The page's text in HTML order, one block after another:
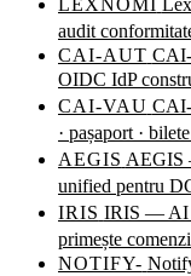
LEXNOMI
audit
CAI-AUT
OIDC IdP
CAI-VAU
· pașaport ·
AEGIS AEGIS
unified pentru
IRIS IRIS — AI
primește
NOTIFY-